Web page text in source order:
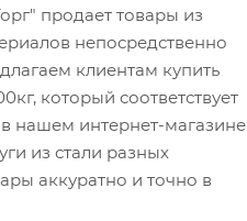
продает товары из
непосредственно
клиентам купить
который соответствует
нашем интернет-магазине
из стали разных
аккуратно и точно в